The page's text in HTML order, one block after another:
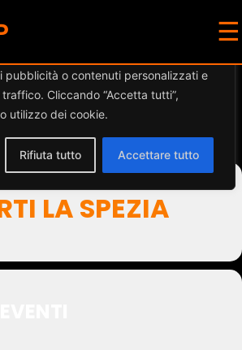
tua privacy
pubblicità o contenuti personalizzati e
Cliccando “Accetta tutti”,
utilizzo dei cookie.
Rifiuta tutto Accettare tutto
☰
Event Type
LA SPEZIA